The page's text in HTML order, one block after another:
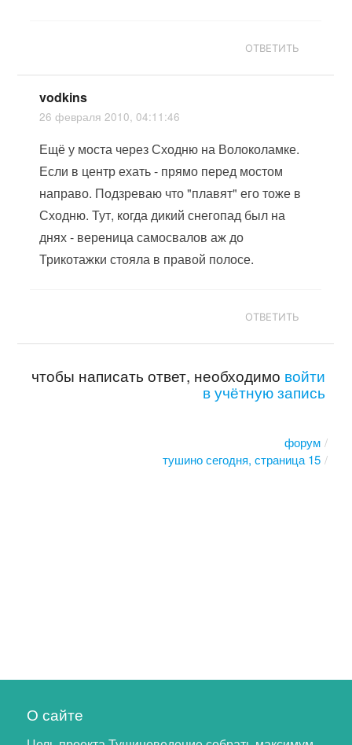
ОТВЕТИТЬ
vodkins
26 февраля 2010, 04:11:46
Ещё у моста через Сходню на Волоколамке.
Если в центр ехать - прямо перед мостом
направо. Подзреваю что "плавят" его тоже в
Сходню. Тут, когда дикий снегопад был на
днях - вереница самосвалов аж до
Трикотажки стояла в правой полосе.
ОТВЕТИТЬ
чтобы написать ответ, необходимо войти
в учётную запись
форум
тушино сегодня, страница 15
О сайте